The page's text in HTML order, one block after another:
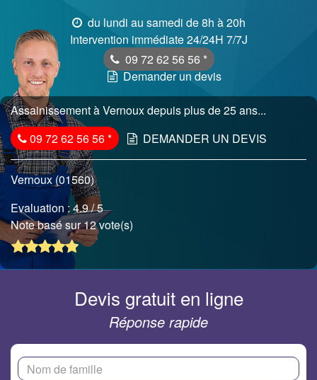
du lundi au samedi de 8h à 20h
Intervention immédiate 24/24H 7/7J
09 72 62 56 56 *
Demander un devis
Assainissement à Vernoux depuis plus de 25 ans...
09 72 62 56 56* DEMANDER UN DEVIS
Vernoux (01560)
Evaluation :4.9/ 5
Note basé sur 12 vote(s)
Devis gratuit en ligne
Réponse rapide